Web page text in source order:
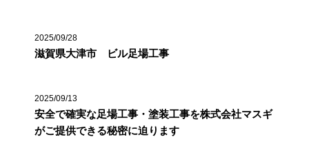
2025/09/28
滋賀県大津市 ビル足場工事
2025/09/13
安全で確実な足場工事・塗装工事を株式会社マスギ
がご提供できる秘密に迫ります